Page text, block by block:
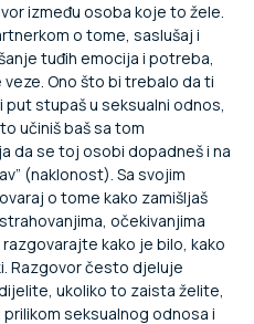
između osoba koje to žele.
o tome, saslušaj i
tuđih emocija i potreba,
Ono što bi trebalo da ti
stupaš u seksualni odnos,
učiniš baš sa tom
da se toj osobi dopadneš i na
(naklonost). Sa svojim
o tome kako zamišljaš
očekivanjima
kako je bilo, kako
Razgovor često djeluje
ukoliko to zaista želite,
seksualnog odnosa i